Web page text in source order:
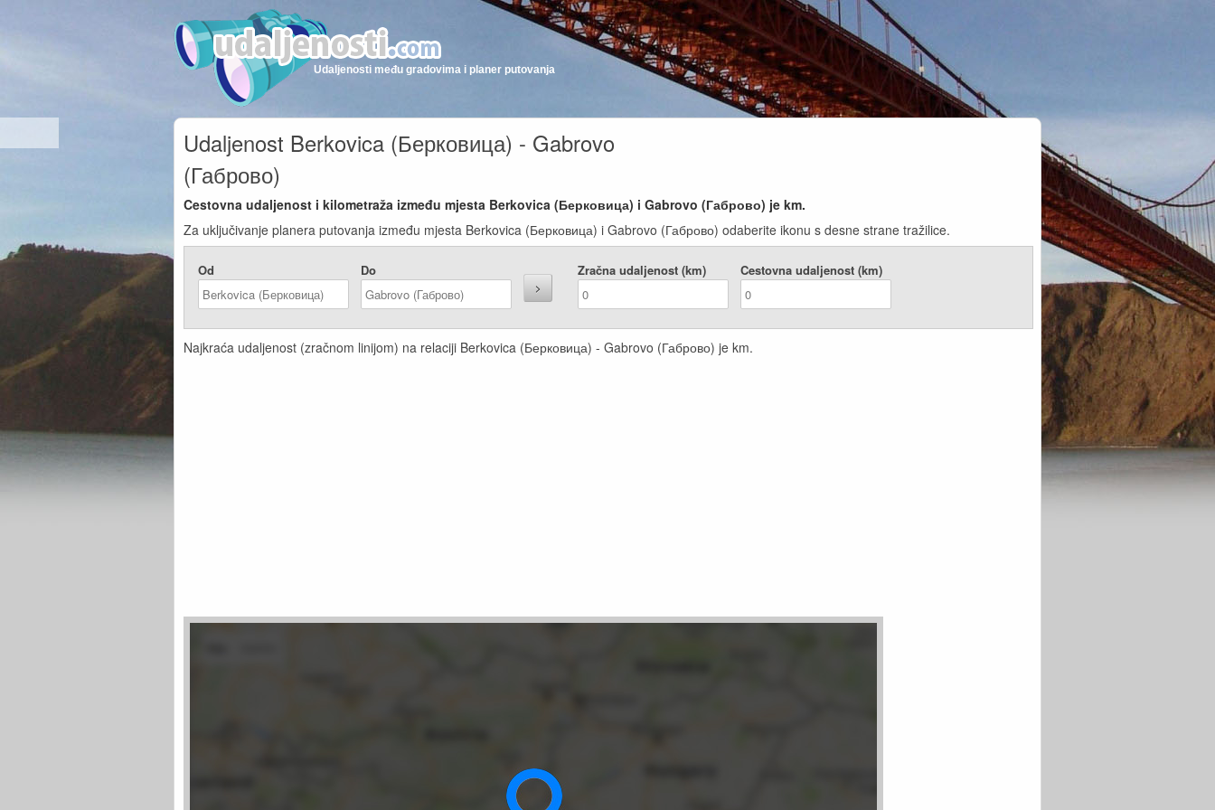
Udaljenosti među gradovima i planer putovanja
Udaljenost Berkovica (Берковица) - Gabrovo
(Габрово)
Cestovna udaljenost i kilometraža između mjesta Berkovica (Берковица) i Gabrovo (Габрово) je km.
Za uključivanje planera putovanja između mjesta Berkovica (Берковица) i Gabrovo (Габрово) odaberite ikonu s desne strane tražilice.
Od Do Zračna udaljenost (km) Cestovna udaljenost (km)
Najkraća udaljenost (zračnom linijom) na relaciji Berkovica (Берковица) - Gabrovo (Габрово) je km.